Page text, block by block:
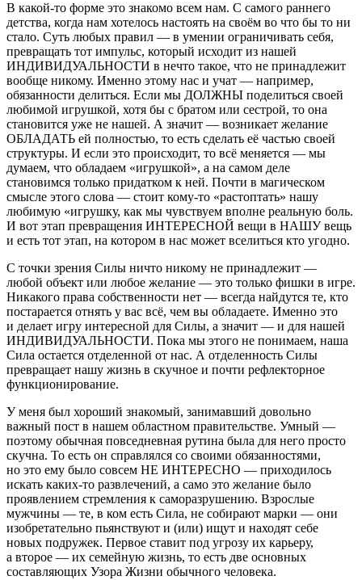
В какой-то форме это знакомо всем нам. С самого раннего
детства, когда нам хотелось настоять на своём во что бы то ни
стало. Суть любых правил — в умении ограничивать себя,
превращать тот импульс, который исходит из нашей
ИНДИВИДУАЛЬНОСТИ в нечто такое, что не принадлежит
вообще никому. Именно этому нас и учат — например,
обязанности делиться. Если мы ДОЛЖНЫ поделиться своей
любимой игрушкой, хотя бы с братом или сестрой, то она
становится уже не нашей. А значит — возникает желание
ОБЛАДАТЬ ей полностью, то есть сделать её частью своей
структуры. И если это происходит, то всё меняется — мы
думаем, что обладаем «игрушкой», а на самом деле
становимся только придатком к ней. Почти в магическом
смысле этого слова — стоит кому-то «растоптать» нашу
любимую «игрушку, как мы чувствуем вполне реальную боль.
И вот этап превращения ИНТЕРЕСНОЙ вещи в НАШУ вещь
и есть тот этап, на котором в нас может вселиться кто угодно.
С точки зрения Силы ничто никому не принадлежит —
любой объект или любое желание — это только фишки в игре.
Никакого права собственности нет — всегда найдутся те, кто
постарается отнять у вас всё, чем вы обладаете. Именно это
и делает игру интересной для Силы, а значит — и для нашей
ИНДИВИДУАЛЬНОСТИ. Пока мы этого не понимаем, наша
Сила остается отделенной от нас. А отделенность Силы
превращает нашу жизнь в скучное и почти рефлекторное
функционирование.
У меня был хороший знакомый, занимавший довольно
важный пост в нашем областном правительстве. Умный —
поэтому обычная повседневная рутина была для него просто
скучна. То есть он справлялся со своими обязанностями,
но это ему было совсем НЕ ИНТЕРЕСНО — приходилось
искать каких-то развлечений, а само это желание было
проявлением стремления к саморазрушению. Взрослые
мужчины — те, в ком есть Сила, не собирают марки — они
изобретательно пьянствуют и (или) ищут и находят себе
новых подружек. Первое ставит под угрозу их карьеру,
а второе — их семейную жизнь, то есть две основных
составляющих Узора Жизни обычного человека.